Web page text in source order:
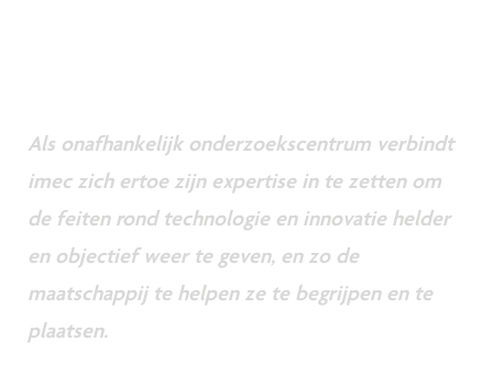
Als onafhankelijk onderzoekscentrum verbindt
imec zich ertoe zijn expertise in te zetten om
de feiten rond technologie en innovatie helder
en objectief weer te geven, en zo de
maatschappij te helpen ze te begrijpen en te
plaatsen.